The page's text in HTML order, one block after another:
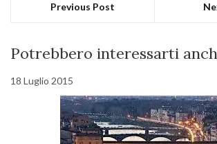
Previous Post
Potrebbero interessarti
18 Luglio 2015